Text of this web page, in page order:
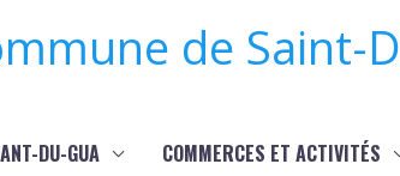
de Saint-
DU-GUA COMMERCES ET ACTIVITÉS